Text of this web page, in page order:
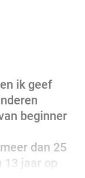
ik geef
beginner
dan 25
13 jaar op